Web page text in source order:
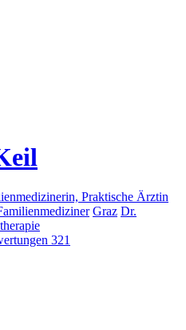
Praktische Ärztin
Graz Dr.
321